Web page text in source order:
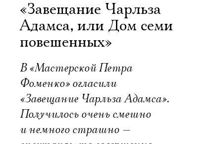
«Завещание Чарльза
Адамса, или Дом семи
повешенных»
В «Мастерской Петра
Фоменко» огласили
«Завещание Чарльза Адамса».
Получилось очень смешно
и немного страшно —